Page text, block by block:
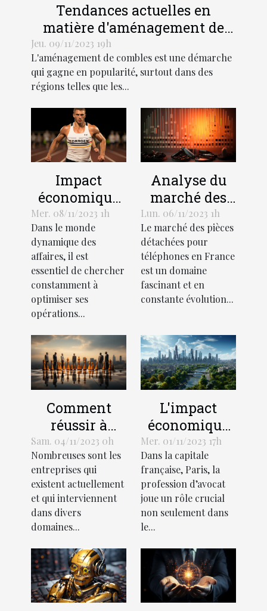
Tendances actuelles en
matière d'aménagement de
combles dans les régions
Hauts-de-France et Grand Est
Jeu. 09/11/2023 19h
L'aménagement de combles est une démarche
qui gagne en popularité, surtout dans des
régions telles que les...
Impact
économique
de
l'optimisation
des affaires
Mer. 08/11/2023 1h
Dans le monde
dynamique des
affaires, il est
essentiel de chercher
constamment à
optimiser ses
opérations...
Analyse du
marché des
pièces
détachées
pour
téléphones en
France
Lun. 06/11/2023 1h
Le marché des pièces
détachées pour
téléphones en France
est un domaine
fascinant et en
constante évolution...
Comment
réussir à
démarquer
votre
entreprise de
la
concurrence ?
Sam. 04/11/2023 0h
Nombreuses sont les
entreprises qui
existent actuellement
et qui interviennent
dans divers
domaines...
L'impact
économique
de la
profession
d'avocat à
Paris
Mer. 01/11/2023 17h
Dans la capitale
française, Paris, la
profession d’avocat
joue un rôle crucial
non seulement dans
le...